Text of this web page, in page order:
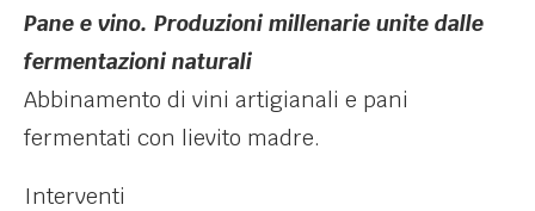
Pane e vino. Produzioni millenarie unite dalle
fermentazioni naturali
Abbinamento di vini artigianali e pani
fermentati con lievito madre.
Interventi